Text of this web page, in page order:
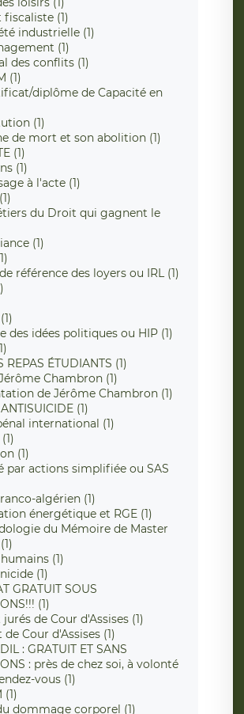
fiscaliste (1)
industrielle (1)
(1)
des conflits (1)
(1)
diplôme de Capacité en
(1)
de mort et son abolition (1)
(1)
(1)
à l'acte (1)
du Droit qui gagnent le
(1)
référence des loyers ou IRL (1)
des idées politiques ou HIP (1)
REPAS ÉTUDIANTS (1)
Chambron (1)
de Jérôme Chambron (1)
(1)
international (1)
(1)
par actions simplifiée ou SAS
algérien (1)
énergétique et RGE (1)
du Mémoire de Master
(1)
(1)
GRATUIT SOUS
(1)
de Cour d'Assises (1)
Cour d'Assises (1)
: GRATUIT ET SANS
: près de chez soi, à volonté
vous (1)
(1)
dommage corporel (1)